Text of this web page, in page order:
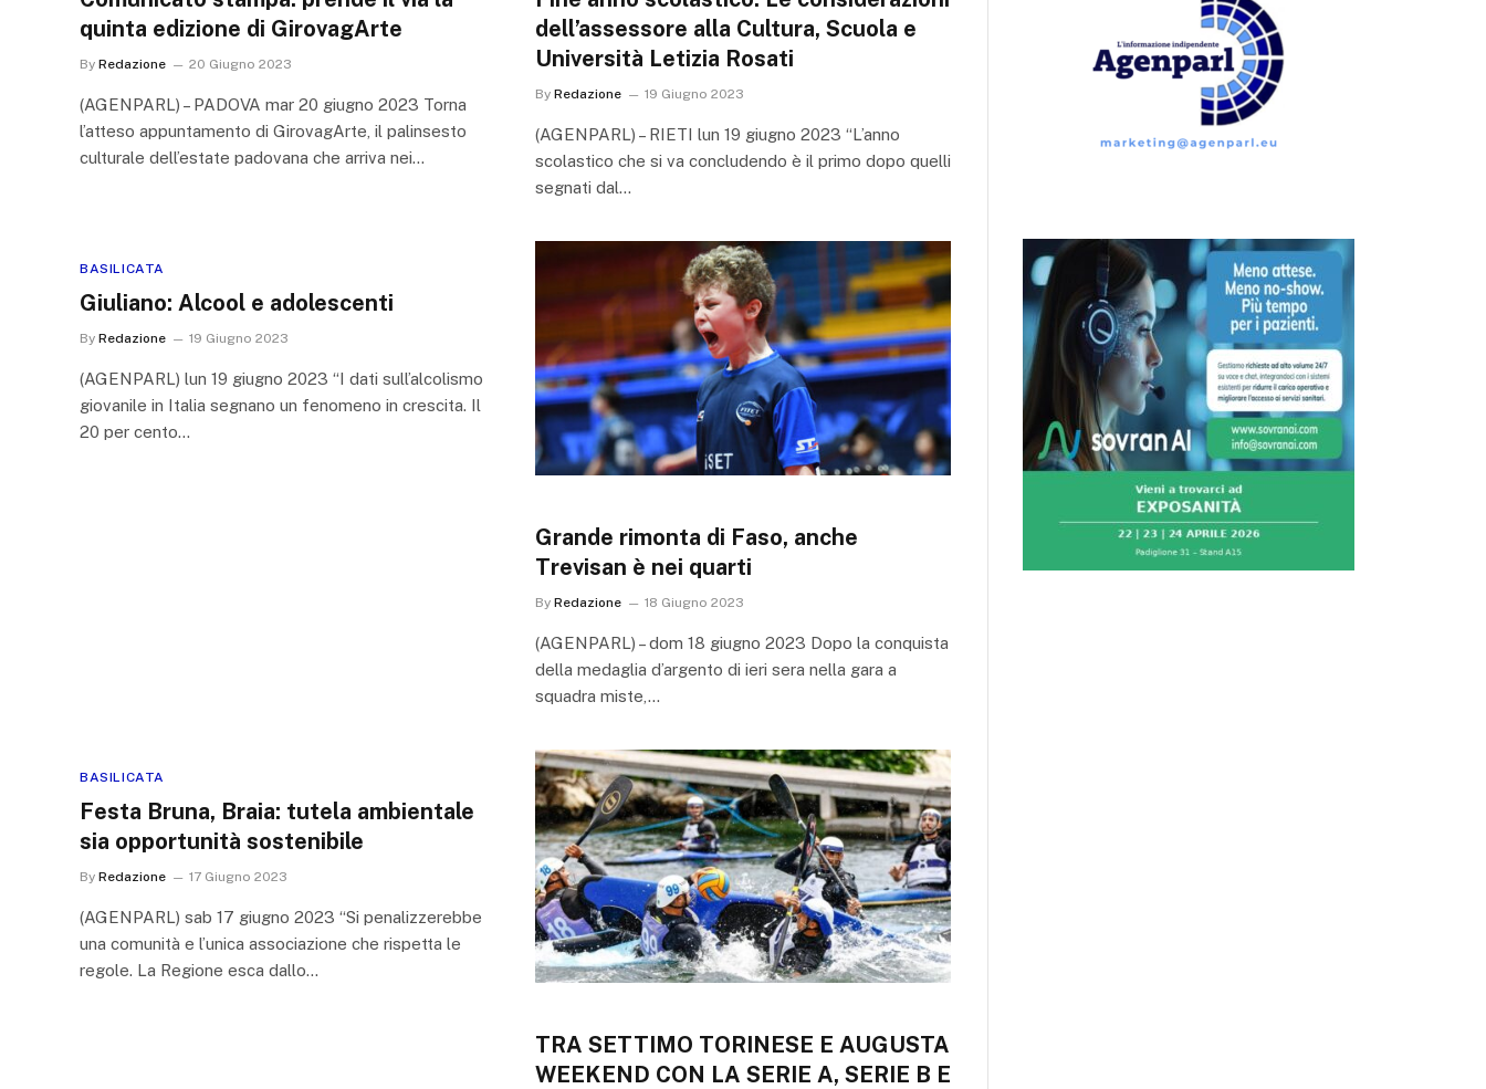
quinta edizione di GirovagArte
By Redazione 20 Giugno 2023
(AGENPARL) – PADOVA mar 20 giugno 2023 Torna
l’atteso appuntamento di GirovagArte, il palinsesto
culturale dell’estate padovana che arriva nei…
dell’assessore alla Cultura, Scuola e
Università Letizia Rosati
By Redazione 19 Giugno 2023
(AGENPARL) – RIETI lun 19 giugno 2023 “L’anno
scolastico che si va concludendo è il primo dopo quelli
segnati dal…
BASILICATA
Giuliano: Alcool e adolescenti
By Redazione 19 Giugno 2023
(AGENPARL) lun 19 giugno 2023 “I dati sull’alcolismo
giovanile in Italia segnano un fenomeno in crescita. Il
20 per cento…
Grande rimonta di Faso, anche
Trevisan è nei quarti
By Redazione 18 Giugno 2023
(AGENPARL) – dom 18 giugno 2023 Dopo la conquista
della medaglia d’argento di ieri sera nella gara a
squadra miste,…
BASILICATA
Festa Bruna, Braia: tutela ambientale
sia opportunità sostenibile
By Redazione 17 Giugno 2023
(AGENPARL) sab 17 giugno 2023 “Si penalizzerebbe
una comunità e l’unica associazione che rispetta le
regole. La Regione esca dallo…
TRA SETTIMO TORINESE E AUGUSTA
WEEKEND CON LA SERIE A, SERIE B E